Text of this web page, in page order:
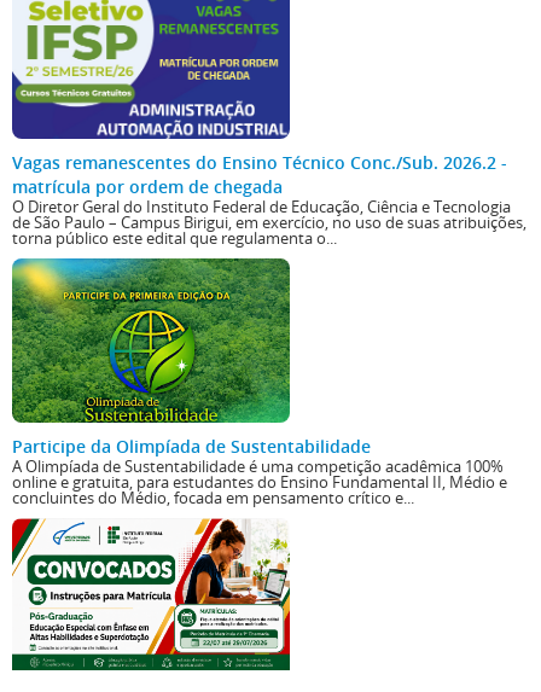
Vagas remanescentes do Ensino Técnico Conc./Sub. 2026.2 -
matrícula por ordem de chegada
O Diretor Geral do Instituto Federal de Educação, Ciência e Tecnologia
de São Paulo – Campus Birigui, em exercício, no uso de suas atribuições,
torna público este edital que regulamenta o...
Participe da Olimpíada de Sustentabilidade
A Olimpíada de Sustentabilidade é uma competição acadêmica 100%
online e gratuita, para estudantes do Ensino Fundamental II, Médio e
concluintes do Médio, focada em pensamento crítico e...